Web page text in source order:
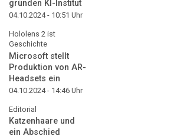
gründen KI-Institut
04.10.2024 - 10:51 Uhr
Hololens 2 ist
Geschichte
Microsoft stellt
Produktion von AR-
Headsets ein
04.10.2024 - 14:46 Uhr
Editorial
Katzenhaare und
ein Abschied